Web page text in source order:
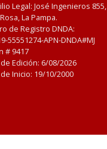
Legal: José Ingenieros 855,
La Pampa.
de Registro DNDA:
55551274-APN-DNDA#MJ
# 9417
Edición: 6/08/2026
Inicio: 19/10/2000